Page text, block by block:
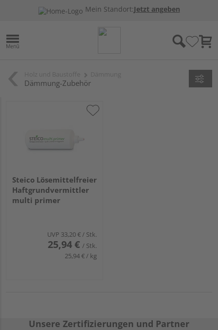
Mein Standort:Jetzt angeben
Dämmung-Zubehör
Steico Lösemittelfreier
Haftgrundvermittler
multi primer
UVP 33,20 €/ Stk.
25,94 € / Stk.
25,94 € / kg
Unsere Zertifizierungen und Partner